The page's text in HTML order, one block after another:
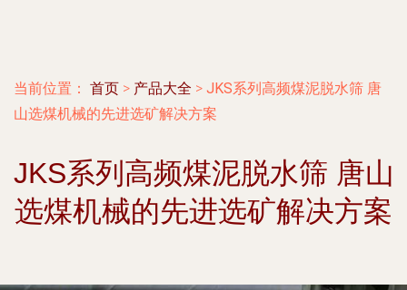
当前位置： 首页 > 产品大全 > JKS系列高频煤泥脱水筛 唐
山选煤机械的先进选矿解决方案
JKS系列高频煤泥脱水筛 唐山
选煤机械的先进选矿解决方案